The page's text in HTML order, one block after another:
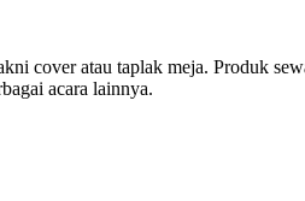
cover atau taplak meja. Produk
acara lainnya.